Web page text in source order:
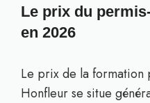
Le prix du
en 2026
Le prix de la
Honfleur se situe